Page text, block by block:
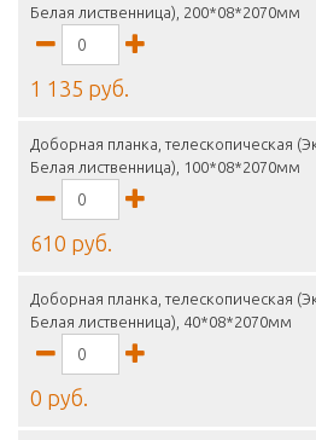
Белая лиственница), 200*08*2070мм
1 135 руб.
Доборная планка, телескопическая
Белая лиственница), 100*08*2070мм
610 руб.
Доборная планка, телескопическая
Белая лиственница), 40*08*2070мм
0 руб.